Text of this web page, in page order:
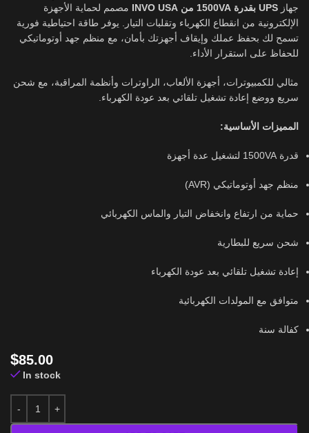
جهازUPS بقدرة 1500VA من INVO USA مصمم لحماية الأجهزة
الإلكترونية من انقطاع الكهرباء وتقلبات التيار. يوفر طاقة احتياطية فورية
تسمح لك بحفظ عملك وإيقاف أجهزتك بأمان، مع منظم جهد أوتوماتيكي
للحفاظ على استقرار الأداء.
مثالي للكمبيوترات، أجهزة الألعاب، الراوترات وأنظمة المراقبة، مع شحن
سريع ووضع إعادة تشغيل تلقائي بعد عودة الكهرباء.
المميزات الأساسية:
قدرة 1500VA لتشغيل عدة أجهزة
منظم جهد أوتوماتيكي (AVR)
حماية من ارتفاع وانخفاض التيار والماس الكهربائي
شحن سريع للبطارية
إعادة تشغيل تلقائي بعد عودة الكهرباء
متوافق مع المولدات الكهربائية
كفالة سنة
$85.00
In stock